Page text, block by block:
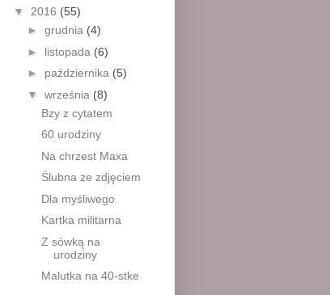
▼ 2016 (55)
► grudnia (4)
► listopada (6)
► października (5)
▼ września (8)
Bzy z cytatem
60 urodziny
Na chrzest Maxa
Ślubna ze zdjęciem
Dla myśliwego
Kartka militarna
Z sówką na
urodziny
Malutka na 40-stke